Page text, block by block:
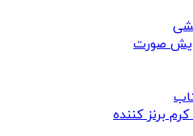
صورت
برنز کننده